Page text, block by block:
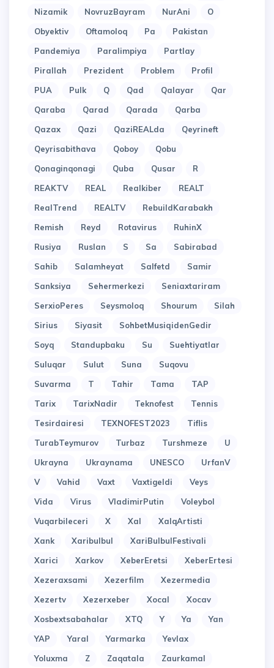
Nizamik NovruzBayram NurAni
O
Obyektiv
Oftamoloq Pa
Pakistan
Pandemiya
Paralimpiya
Partlay
Pirallah
Prezident Problem
Profil
PUA
Pulk Q Qad Qalayar
Qar
Qaraba
Qarad Qarada
Qarba
Qazax
Qazi QaziREALda
Qeyrineft
Qeyrisabithava
Qoboy
Qobu
Qonaginqonagi
Quba Qusar
R
REAKTV
REAL Realkiber
REALT
RealTrend
REALTV
RebuildKarabakh
Remish
Reyd Rotavirus
RuhinX
Rusiya
Ruslan S Sa
Sabirabad
Sahib
Salamheyat Salfetd
Samir
Sanksiya
Sehermerkezi
Seniaxtariram
SerxioPeres
Seysmoloq Shourum
Silah
Sirius
Siyasit
SohbetMusiqidenGedir
Soyq
Standupbaku Su
Suehtiyatlar
Suluqar
Sulut Suna
Suqovu
Suvarma
T Tahir Tama
TAP
Tarix
TarixNadir Teknofest
Tennis
Tesirdairesi
TEXNOFEST2023
Tiflis
TurabTeymurov
Turbaz Turshmeze
U
Ukrayna
Ukraynama UNESCO
UrfanV
V
Vahid Vaxt Vaxtigeldi
Veys
Vida
Virus VladimirPutin
Voleybol
Vuqarbileceri
X Xal
XalqArtisti
Xank
Xaribulbul
XariBulbulFestivali
Xarici
Xarkov XeberEretsi
XeberErtesi
Xezeraxsami
Xezerfilm
Xezermedia
Xezertv
Xezerxeber Xocal
Xocav
Xosbextsabahalar
XTQ Y Ya
Yan
YAP
Yaral Yarmarka
Yevlax
Yoluxma
Z Zaqatala
Zaurkamal